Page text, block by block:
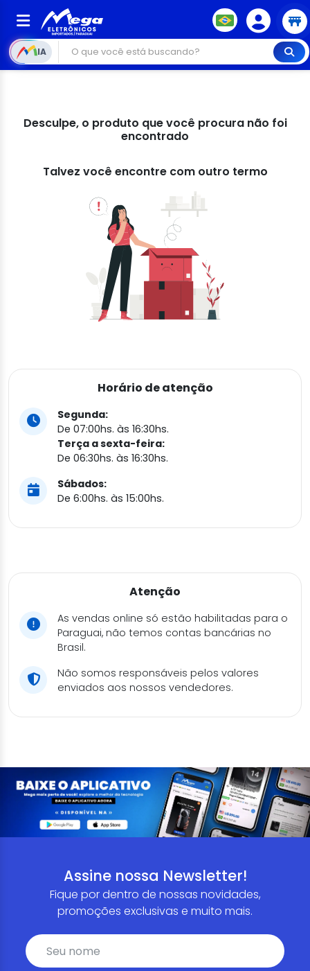
IA
Desculpe, o produto que você procura não foi
encontrado
Talvez você encontre com outro termo
Horário de atenção
Segunda:
De 07:00hs. às 16:30hs.
Terça a sexta-feira:
De 06:30hs. às 16:30hs.
Sábados:
De 6:00hs. às 15:00hs.
Atenção
As vendas online só estão habilitadas para o
Paraguai, não temos contas bancárias no
Brasil.
Não somos responsáveis pelos valores
enviados aos nossos vendedores.
Assine nossa Newsletter!
Fique por dentro de nossas novidades,
promoções exclusivas e muito mais.